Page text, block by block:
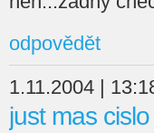
odpovědět
1.11.2004 |
just mas